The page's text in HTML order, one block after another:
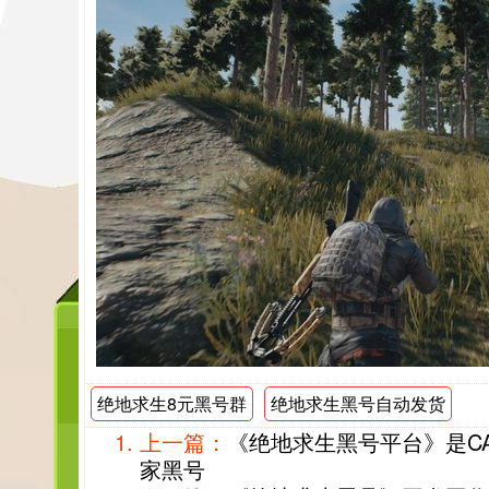
绝地求生8元黑号群 绝地求生黑号自动发货
上一篇：
《绝地求生黑号平台》是
家黑号